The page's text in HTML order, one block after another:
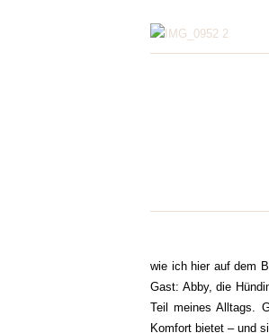
wie ich hier auf dem
Gast: Abby, die
Teil meines Alltags.
Komfort bietet – und